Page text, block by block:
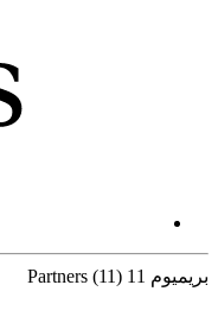
بريميوم 11 Partners
(11)